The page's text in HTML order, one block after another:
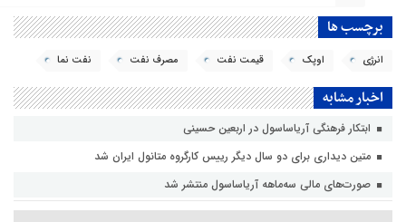
برچسب ها
انرژی اوپک قیمت نفت مصرف نفت نفت نما
اخبار مشابه
ابتکار فرهنگی آریاساسول در اربعین حسینی
متین دیداری برای دو سال دیگر رییس کارگروه متانول ایران شد
صورت‌های مالی سه‌ماهه آریاساسول منتشر شد